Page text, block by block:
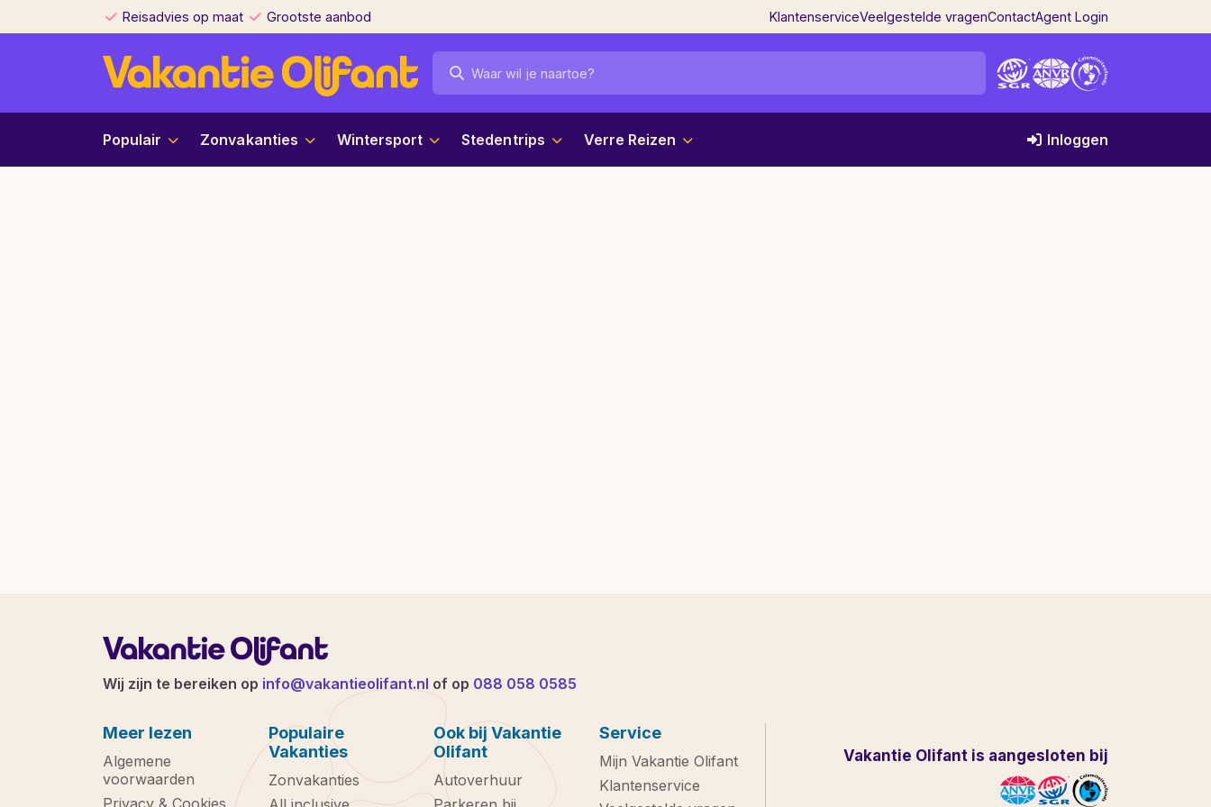
Reisadvies op maat Grootste aanbod KlantenserviceVeelgestelde vragenContactAgent Login
Populair Zonvakanties Wintersport Stedentrips Verre Reizen Inloggen
Wij zijn te bereiken op info@vakantieolifant.nl of op 088 058 0585
Meer lezen
Algemene
voorwaarden
Privacy & Cookies
Populaire
Vakanties
Zonvakanties
Ook bij Vakantie
Olifant
Autoverhuur
Service
Mijn Vakantie Olifant
Klantenservice
Vakantie Olifant is aangesloten bij